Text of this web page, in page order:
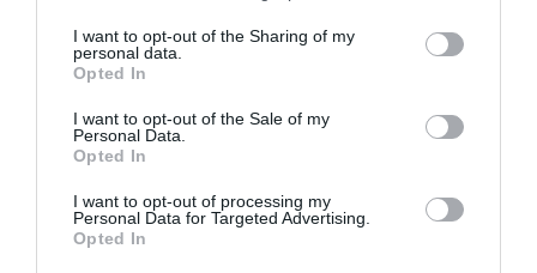
I want to opt-out of the Sharing of my
personal data.
Opted In
I want to opt-out of the Sale of my
Personal Data.
Opted In
I want to opt-out of processing my
Personal Data for Targeted Advertising.
Opted In
άρχισε να βγαίνει το 2014 μετά τον χωρισμό της
Paltrow από τον πρώην σύζυγό της και frontman
παντρεύτηκε τον Falchuk σε μια τελετή γεμάτη
αστέρια στο Hamptons.
Kαι οTimothee Chalamet,όμως, είναι